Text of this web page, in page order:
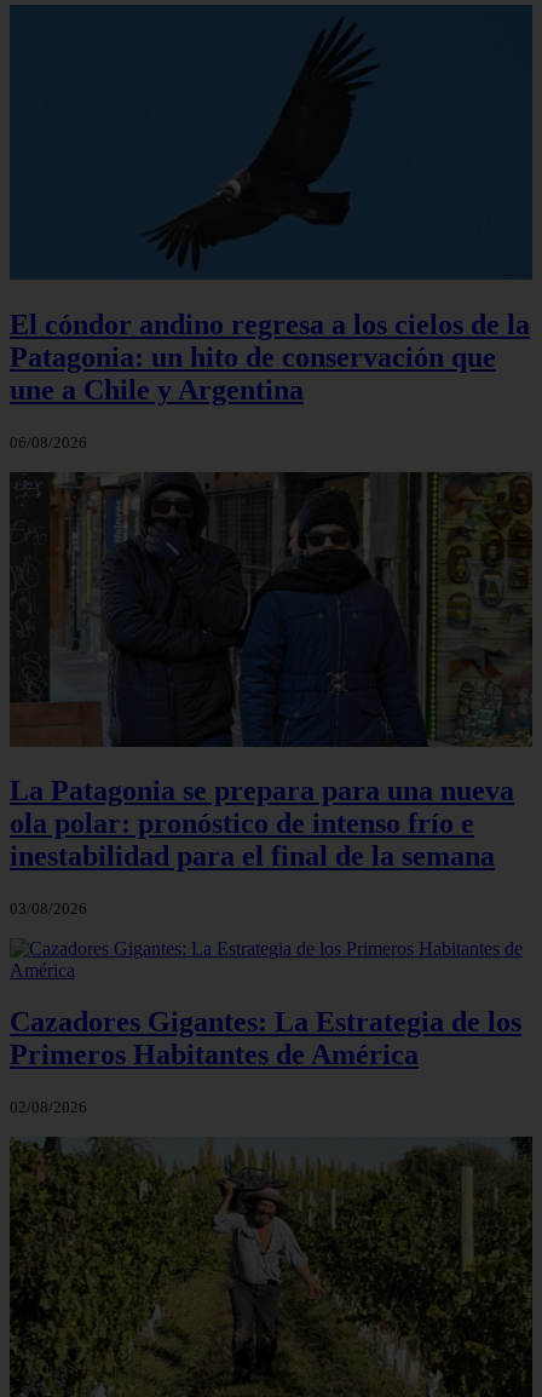
El cóndor andino regresa a los cielos de la
Patagonia: un hito de conservación que
une a Chile y Argentina
06/08/2026
La Patagonia se prepara para una nueva
ola polar: pronóstico de intenso frío e
inestabilidad para el final de la semana
03/08/2026
Cazadores Gigantes: La Estrategia de los
Primeros Habitantes de América
02/08/2026